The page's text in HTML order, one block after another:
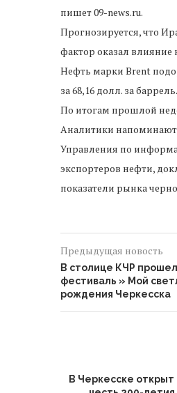
пишет 09-news.ru.
Прогнозируется, что
фактор оказал влияние
Нефть марки Brent
за 68,16 долл. за баррель.
По итогам прошлой
Аналитики
Управления по
экспортеров нефти,
показатели рынка
Предыдущая новость
В столице КЧР
фестиваль » Мой
рождения Черкесска
В Черкесске открыт